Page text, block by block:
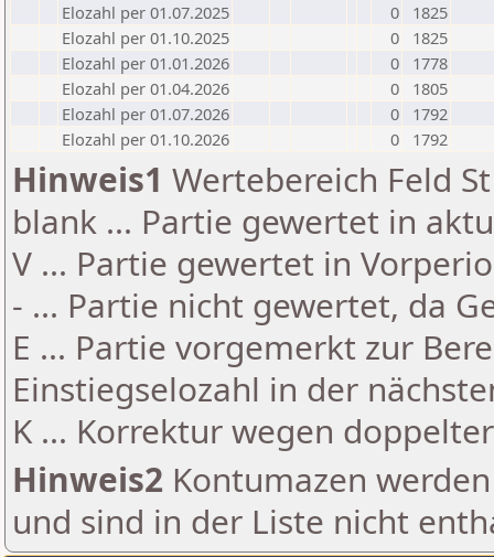
Elozahl per 01.07.2025
0
1825
Elozahl per 01.10.2025
0
1825
Elozahl per 01.01.2026
0
1778
Elozahl per 01.04.2026
0
1805
Elozahl per 01.07.2026
0
1792
Elozahl per 01.10.2026
0 1792
Hinweis1 Wertebereich Feld
blank ... Partie gewertet in
V ... Partie gewertet in
- ... Partie nicht gewertet, da
E ... Partie vorgemerkt zur
Einstiegselozahl in der
K ... Korrektur wegen
Hinweis2 Kontumazen
und sind in der Liste nicht